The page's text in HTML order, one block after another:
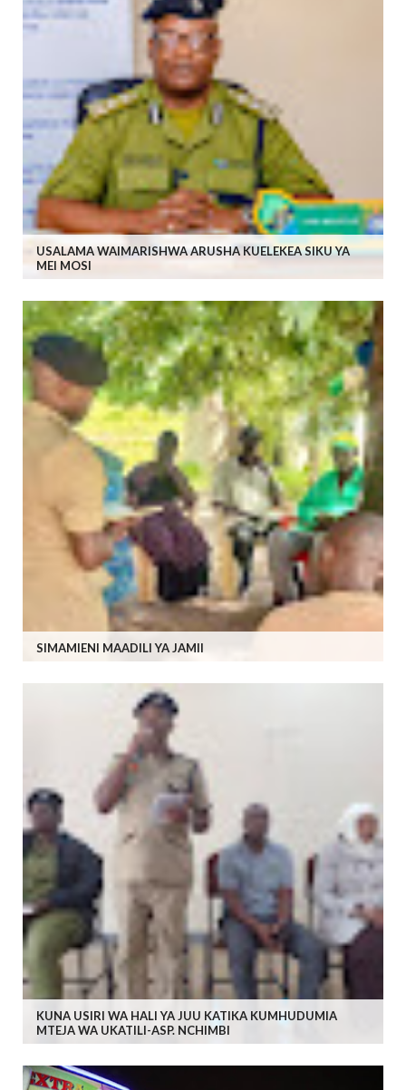
USALAMA WAIMARISHWA ARUSHA KUELEKEA SIKU YA
MEI MOSI
SIMAMIENI MAADILI YA JAMII
KUNA USIRI WA HALI YA JUU KATIKA KUMHUDUMIA
MTEJA WA UKATILI-ASP. NCHIMBI